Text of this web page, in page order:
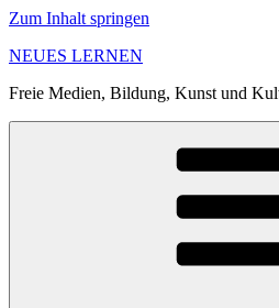
Zum Inhalt springen
NEUES LERNEN
Freie Medien, Bildung, Kunst und